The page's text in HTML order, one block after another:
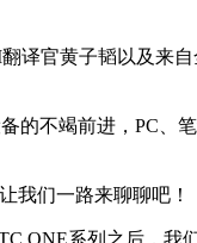
官黄子韬以及来
不竭前进，PC、
们一路来聊聊吧！
系列之后，我